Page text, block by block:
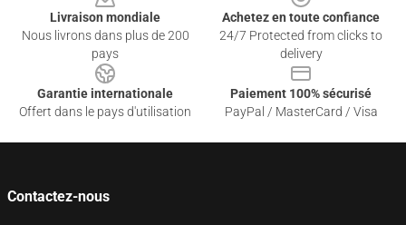
Livraison mondiale
Nous livrons dans plus de 200
pays
Achetez en toute confiance
24/7 Protected from clicks to
delivery
Garantie internationale
Offert dans le pays d'utilisation
Paiement 100% sécurisé
PayPal / MasterCard / Visa
Contactez-nous